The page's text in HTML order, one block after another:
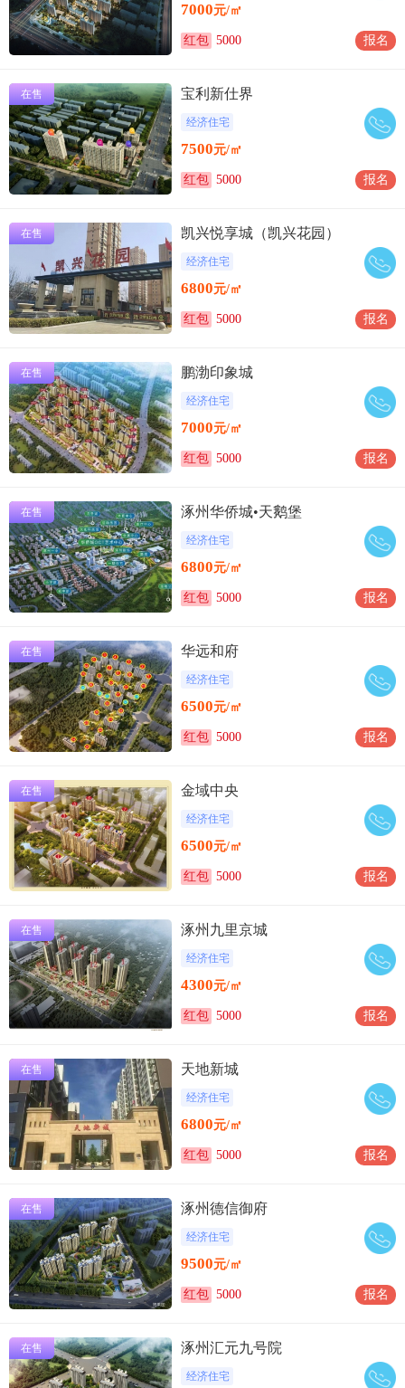
7000元/㎡
红包 5000 报名
在售 宝利新仕界
经济住宅
7500元/㎡
红包 5000 报名
在售 凯兴悦享城（凯兴花园）
经济住宅
6800元/㎡
红包 5000 报名
在售 鹏渤印象城
经济住宅
7000元/㎡
红包 5000 报名
在售 涿州华侨城•天鹅堡
经济住宅
6800元/㎡
红包 5000 报名
在售 华远和府
经济住宅
6500元/㎡
红包 5000 报名
在售 金域中央
经济住宅
6500元/㎡
红包 5000 报名
在售 涿州九里京城
经济住宅
4300元/㎡
红包 5000 报名
在售 天地新城
经济住宅
6800元/㎡
红包 5000 报名
在售 涿州德信御府
经济住宅
9500元/㎡
红包 5000 报名
在售 涿州汇元九号院
经济住宅